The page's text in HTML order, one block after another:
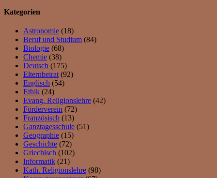
Kategorien
Astronomie (18)
Beruf und Studium (84)
Biologie (68)
Chemie (38)
Deutsch (175)
Elternbeirat (92)
Englisch (54)
Ethik (24)
Evang. Religionslehre (42)
Förderverein (72)
Französisch (13)
Ganztagesschule (51)
Geographie (15)
Geschichte (72)
Griechisch (102)
Informatik (21)
Kath. Religionslehre (98)